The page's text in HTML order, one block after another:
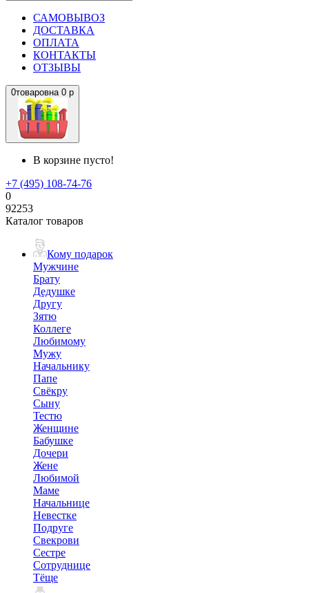
САМОВЫВОЗ
ДОСТАВКА
ОПЛАТА
КОНТАКТЫ
ОТЗЫВЫ
0товаровна 0 р
В корзине пусто!
+7 (495) 108-74-76
0
92253
Каталог товаров
Кому подарок
Мужчине
Брату
Дедушке
Другу
Зятю
Коллеге
Любимому
Мужу
Начальнику
Папе
Свёкру
Сыну
Тестю
Женщине
Бабушке
Дочери
Жене
Любимой
Маме
Начальнице
Невестке
Подруге
Свекрови
Сестре
Сотруднице
Тёще